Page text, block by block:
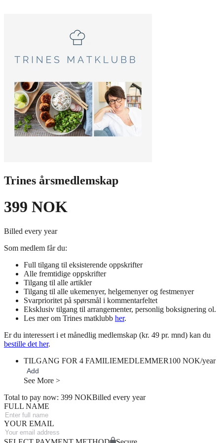
Trines årsmedlemskap
399 NOK
Billed every year
Som medlem får du:
Full tilgang til eksisterende oppskrifter
Alle fremtidige oppskrifter
Tilgang til alle artikler
Tilgang til alle ukemenyer, helgemenyer og festmenyer
Svarprioritet på spørsmål i kommentarfeltet
Eksklusiv tilgang til arrangementer, personlig boksignering ol.
Les mer om Trines matklubb her.
Er du interessert i et månedlig medlemskap (kr. 49 pr. mnd) kan du
bestille det her.
TILGANG FOR 4 FAMILIEMEDLEMMER100 NOK/year
Add
See More >
Total to pay now: 399 NOKBilled every year
FULL NAME
YOUR EMAIL